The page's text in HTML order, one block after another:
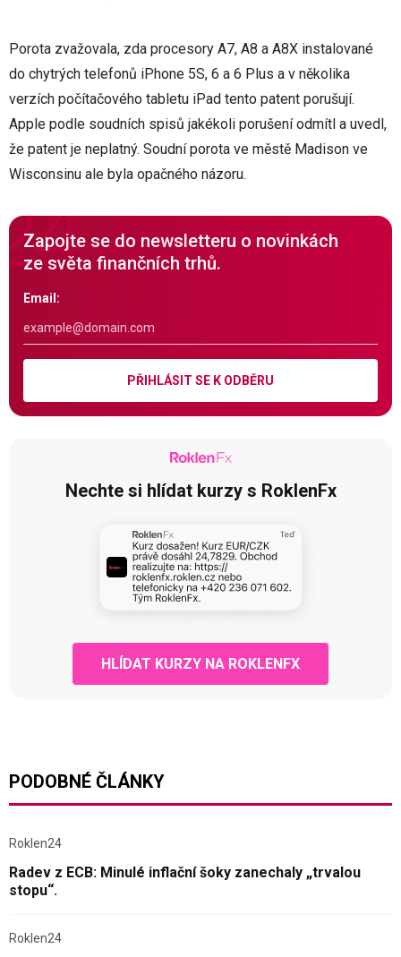
Porota zvažovala, zda procesory A7, A8 a A8X instalované
do chytrých telefonů iPhone 5S, 6 a 6 Plus a v několika
verzích počítačového tabletu iPad tento patent porušují.
Apple podle soudních spisů jakékoli porušení odmítl a uvedl,
že patent je neplatný. Soudní porota ve městě Madison ve
Wisconsinu ale byla opačného názoru.
Zapojte se do newsletteru o novinkách
ze světa finančních trhů.
Email:
PŘIHLÁSIT SE K ODBĚRU
Nechte si hlídat kurzy s RoklenFx
HLÍDAT KURZY NA ROKLENFX
PODOBNÉ ČLÁNKY
Roklen24
Radev z ECB: Minulé inflační šoky zanechaly „trvalou
stopu“.
Roklen24